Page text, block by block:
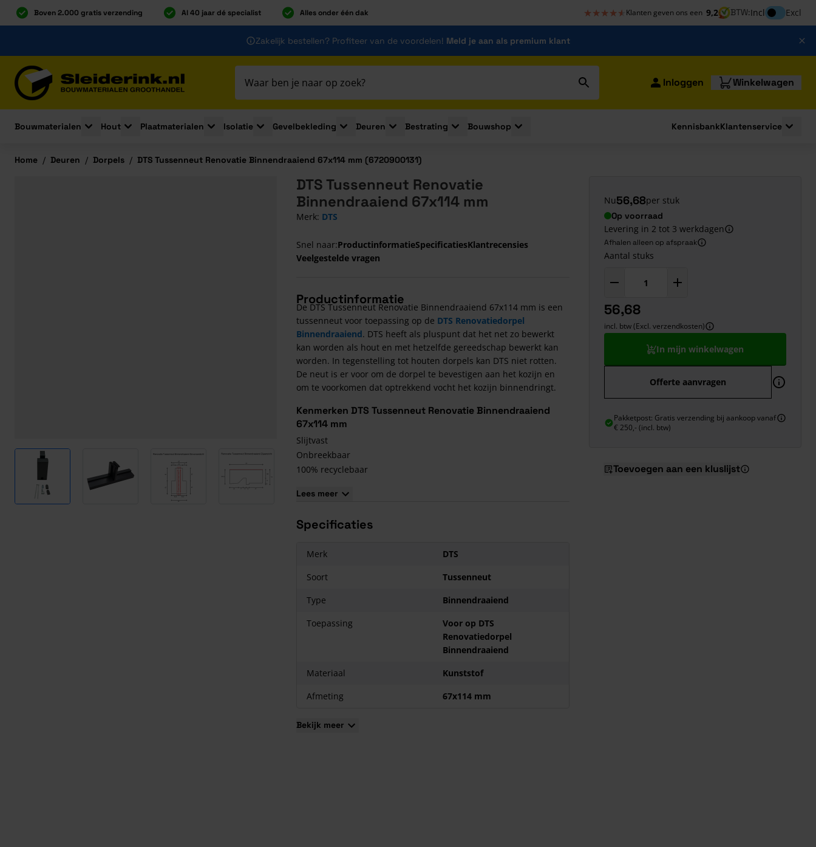
Boven 2.000 gratis verzending Al 40 jaar dé specialist Alles onder één dak ★★★★★
★★★★★ Klanten geven ons een 9,2 BTW:InclInclusief btw
Excl
Zakelijk bestellen? Profiteer van de voordelen! Meld je aan als premium klant
Inloggen Winkelwagen
Bouwmaterialen
Toggle submenu for Bouwmaterialen
Hout
Toggle submenu for Hout
Plaatmaterialen
Toggle submenu for Plaatmaterialen
Isolatie
Toggle submenu for Isolatie
Gevelbekleding
Toggle submenu for Gevelbekleding
Deuren
Toggle submenu for Deuren
Bestrating
Toggle submenu for Bestrating
Bouwshop
Toggle submenu for Bouwshop
KennisbankKlantenservice
Home / Deuren / Dorpels / DTS Tussenneut Renovatie Binnendraaiend 67x114 mm (6720900131)
View larger image View larger imageView larger imageView larger image
DTS Tussenneut Renovatie
Binnendraaiend 67x114 mm
Merk: DTS
Snel naar:ProductinformatieSpecificatiesKlantrecensies
Veelgestelde vragen
Productinformatie
De DTS Tussenneut Renovatie Binnendraaiend 67x114 mm is een
tussenneut voor toepassing op de DTS Renovatiedorpel
Binnendraaiend. DTS heeft als pluspunt dat het net zo bewerkt
kan worden als hout en met hetzelfde gereedschap bewerkt kan
worden. In tegenstelling tot houten dorpels kan DTS niet rotten.
De neut is er voor om de dorpel te bevestigen aan het kozijn en
om te voorkomen dat optrekkend vocht het kozijn binnendringt.
Kenmerken DTS Tussenneut Renovatie Binnendraaiend
67x114 mm
Slijtvast
Onbreekbaar
100% recyclebaar
Hoge isolatiewaarde
Door-en-door gekleurd
Lees meer
Specificaties
Merk
DTS
Soort
Tussenneut
Type
Binnendraaiend
Toepassing
Voor op DTS
Renovatiedorpel
Binnendraaiend
Materiaal
Kunststof
Afmeting
67x114 mm
Bekijk meer
Nu56,68per stuk
Op voorraad
Levering in 2 tot 3 werkdagen
Afhalen alleen op afspraak
Aantal stuks
56,68
incl. btw (Excl. verzendkosten)
In mijn winkelwagen
Offerte aanvragen
Pakketpost: Gratis verzending bij aankoop vanaf
€ 250,- (incl. btw)
Toevoegen aan een kluslijst